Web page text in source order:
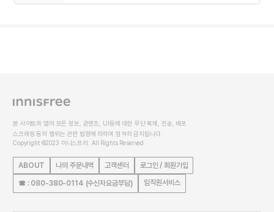
본 사이트와 앱의 모든 정보, 콘텐츠, UI등에 대한 무단 복제, 전송, 배포
스크래핑 등의 행위는 관련 법령에 의하여 엄격히 금지됩니다.
Copyright ©2023 이니스프리. All Rights Reserved
ABOUT 나의 주문내역 고객센터 로그인 / 회원가입
☎ : 080-380-0114 (수신자요금부담) 임직원서비스